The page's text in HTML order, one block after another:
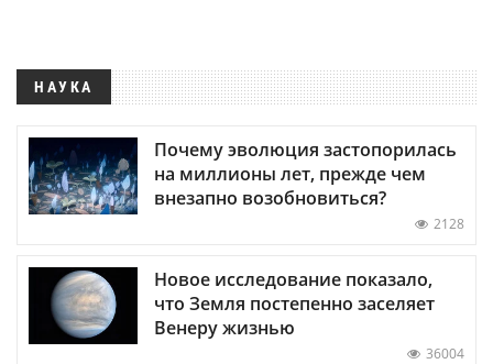
НАУКА
Почему эволюция застопорилась
на миллионы лет, прежде чем
внезапно возобновиться?
2128
Новое исследование показало,
что Земля постепенно заселяет
Венеру жизнью
36004